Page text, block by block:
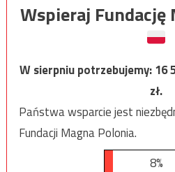
Wspieraj Fundację
W sierpniu potrzebujemy:16
zł.
Państwa wsparcie jest
Fundacji Magna Polonia.
8%